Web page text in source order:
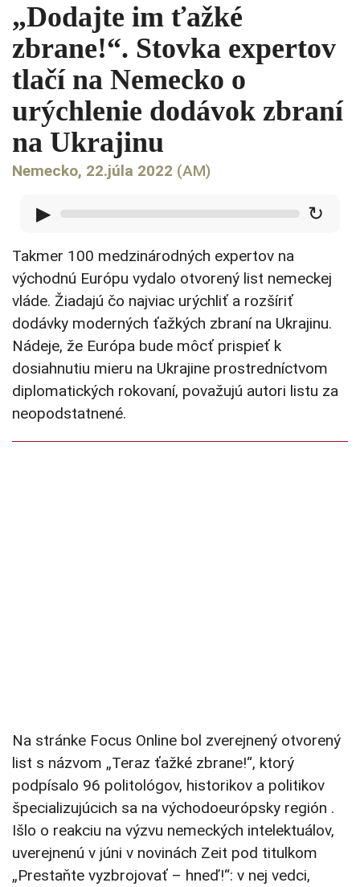
„Dodajte im ťažké
zbrane!“. Stovka expertov
tlačí na Nemecko o
urýchlenie dodávok zbraní
na Ukrajinu
Nemecko, 22.júla 2022 (AM)
▶ ↻
Takmer 100 medzinárodných expertov na
východnú Európu vydalo otvorený list nemeckej
vláde. Žiadajú čo najviac urýchliť a rozšíriť
dodávky moderných ťažkých zbraní na Ukrajinu.
Nádeje, že Európa bude môcť prispieť k
dosiahnutiu mieru na Ukrajine prostredníctvom
diplomatických rokovaní, považujú autori listu za
neopodstatnené.
Na stránke Focus Online bol zverejnený otvorený
list s názvom „Teraz ťažké zbrane!“, ktorý
podpísalo 96 politológov, historikov a politikov
špecializujúcich sa na východoeurópsky región .
Išlo o reakciu na výzvu nemeckých intelektuálov,
uverejnenú v júni v novinách Zeit pod titulkom
„Prestaňte vyzbrojovať – hneď!“: v nej vedci,